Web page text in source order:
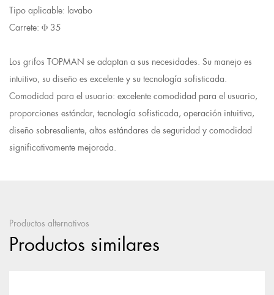
Tipo aplicable: lavabo
Carrete: Φ 35
Los grifos TOPMAN se adaptan a sus necesidades. Su manejo es
intuitivo, su diseño es excelente y su tecnología sofisticada.
Comodidad para el usuario: excelente comodidad para el usuario,
proporciones estándar, tecnología sofisticada, operación intuitiva,
diseño sobresaliente, altos estándares de seguridad y comodidad
significativamente mejorada.
Productos alternativos
Productos similares